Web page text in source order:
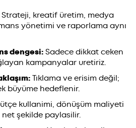
Strateji, kreatif üretim, medya
yönetimi ve raporlama aynı
dengesi: Sadece dikkat ceken
kampanyalar uretiriz.
Tıklama ve erisim değil;
büyüme hedeflenir.
kullanimi, dönüşüm maliyeti
şekilde paylasilir.